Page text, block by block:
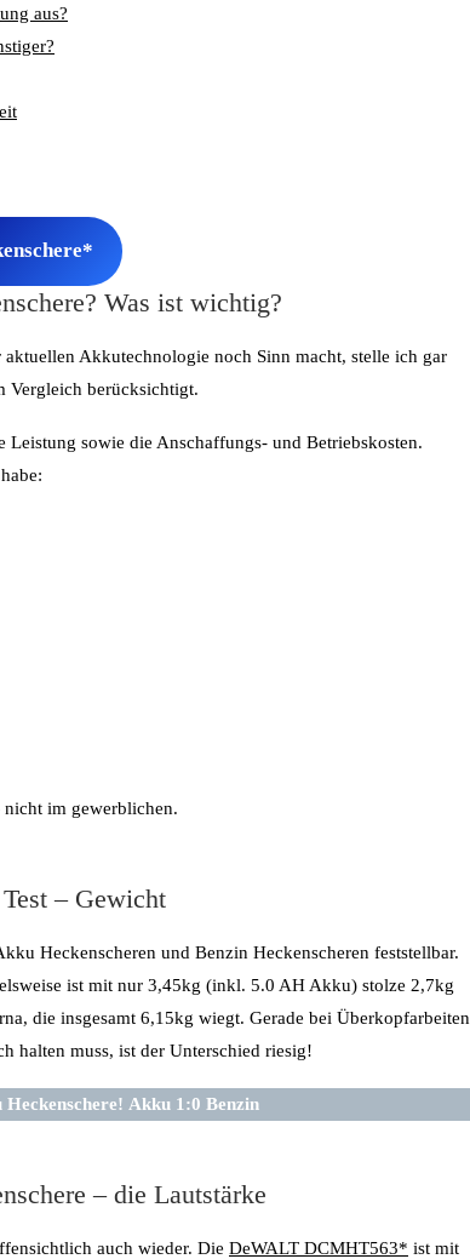
aus?
Was ist wichtig?
Akkutechnologie noch Sinn macht, stelle ich gar
Vergleich berücksichtigt.
sowie die Anschaffungs- und Betriebskosten.
im gewerblichen.
– Gewicht
Heckenscheren und Benzin Heckenscheren feststellbar.
ist mit nur 3,45kg (inkl. 5.0 AH Akku) stolze 2,7kg
die insgesamt 6,15kg wiegt. Gerade bei Überkopfarbeiten
halten muss, ist der Unterschied riesig!
Akku 1:0 Benzin
– die Lautstärke
auch wieder. Die DeWALT DCMHT563* ist mit